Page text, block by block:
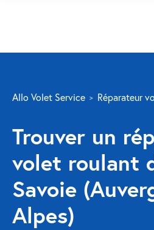
Volet roulant
Réparation
Volet roulant Velux
Au-delà de la fenêtre
Réparation store banne
Allo Volet Service Réparateur
Trouver un
volet roulant
Savoie
Alpes)